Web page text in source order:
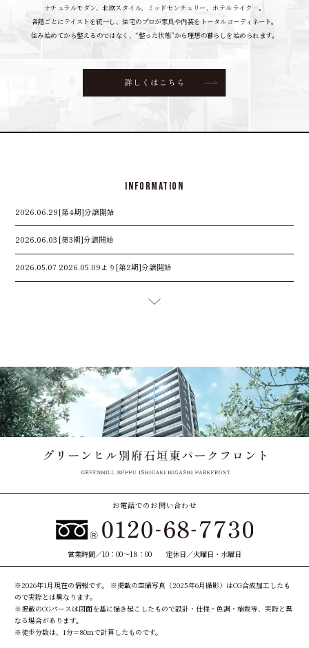
ナチュラルモダン、北欧スタイル、ミッドセンチュリー、ホテルライク…。
各階ごとにテイストを統一し、住宅のプロが家具や内装をトータルコーディネート。
住み始めてから整えるのではなく、“整った状態”から理想の暮らしを始められます。
INFORMATION
2026.06.29[第4期]分譲開始
2026.06.03 [第3期]分譲開始
2026.05.07 2026.05.09より[第2期]分譲開始
お電話でのお問い合わせ
営業時間／10：00～18：00 定休日／火曜日・水曜日
※2026年1月現在の情報です。 ※掲載の空撮写真（2025年6月撮影）はCG合成加工したも
ので実際とは異なります。
※掲載のCGパースは図面を基に描き起こしたもので設計・仕様・色調・植栽等、実際と異
なる場合があります。
※徒歩分数は、1分＝80ｍで計算したものです。